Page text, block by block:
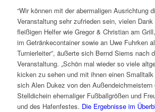
“Wir können mit der abermaligen Ausrichtung
Veranstaltung sehr zufrieden sein, vielen
fleißigen Helfer wie Gregor & Christian am
im Getränkecontainer sowie an Uwe Fuhrken
Turnierleiter”, äußerte sich Bernd Siems nach
Veranstaltung. „Schön mal wieder so viele
kicken zu sehen und mit ihnen einen Smalltalk
sich Alen Dukez von den Außendeichmeistern
Stelldichein ehemaliger Fußballgrößen und
und des Hafenfestes. Die Ergebnisse im